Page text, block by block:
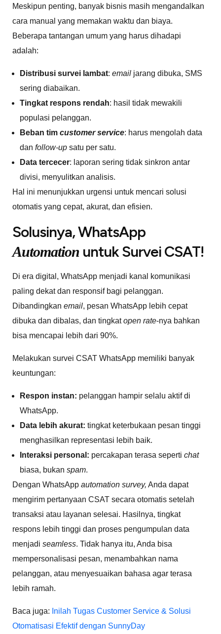
Meskipun penting, banyak bisnis masih mengandalkan
cara manual yang memakan waktu dan biaya.
Beberapa tantangan umum yang harus dihadapi
adalah:
Distribusi survei lambat: email jarang dibuka, SMS
sering diabaikan.
Tingkat respons rendah: hasil tidak mewakili
populasi pelanggan.
Beban tim customer service: harus mengolah data
dan follow-up satu per satu.
Data tercecer: laporan sering tidak sinkron antar
divisi, menyulitkan analisis.
Hal ini menunjukkan urgensi untuk mencari solusi
otomatis yang cepat, akurat, dan efisien.
Solusinya, WhatsApp
Automation untuk Survei CSAT!
Di era digital, WhatsApp menjadi kanal komunikasi
paling dekat dan responsif bagi pelanggan.
Dibandingkan email, pesan WhatsApp lebih cepat
dibuka dan dibalas, dan tingkatopen rate-nya bahkan
bisa mencapai lebih dari 90%.
Melakukan survei CSAT WhatsApp memiliki banyak
keuntungan:
Respon instan: pelanggan hampir selalu aktif di
WhatsApp.
Data lebih akurat: tingkat keterbukaan pesan tinggi
menghasilkan representasi lebih baik.
Interaksi personal: percakapan terasa seperti chat
biasa, bukan spam.
Dengan WhatsApp automation survey, Anda dapat
mengirim pertanyaan CSAT secara otomatis setelah
transaksi atau layanan selesai. Hasilnya, tingkat
respons lebih tinggi dan proses pengumpulan data
menjadi seamless. Tidak hanya itu, Anda bisa
mempersonalisasi pesan, menambahkan nama
pelanggan, atau menyesuaikan bahasa agar terasa
lebih ramah.
Baca juga: Inilah Tugas Customer Service & Solusi
Otomatisasi Efektif dengan SunnyDay